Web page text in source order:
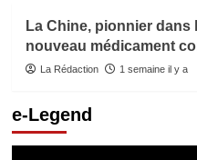
La Chine, pionnier dans
nouveau médicament
La Rédaction 1 semaine il y a
e-Legend